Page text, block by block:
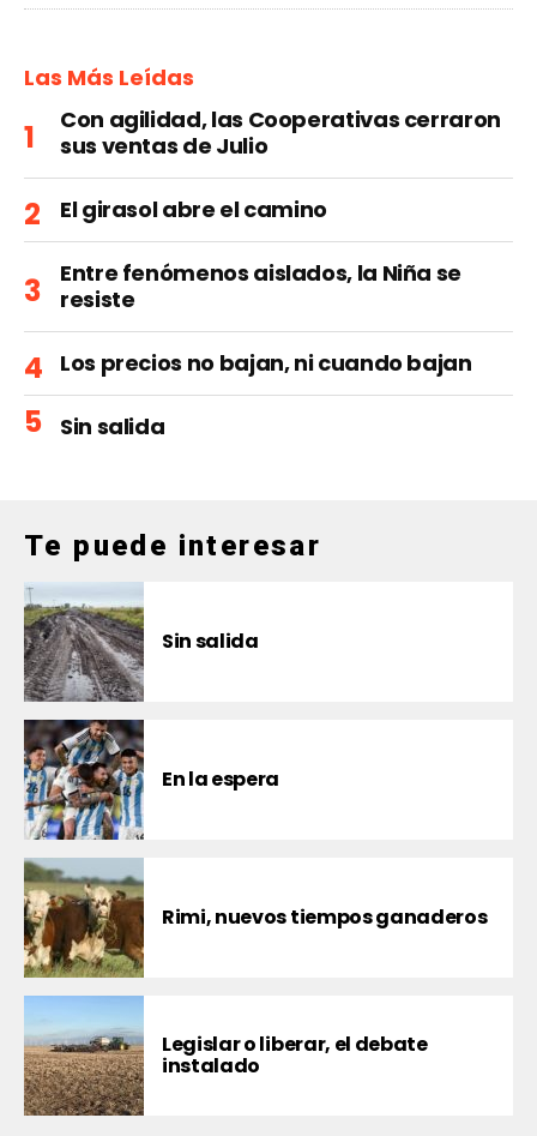
Las Más Leídas
Con agilidad, las Cooperativas cerraron
sus ventas de Julio
El girasol abre el camino
Entre fenómenos aislados, la Niña se
resiste
Los precios no bajan, ni cuando bajan
Sin salida
Te puede interesar
Sin salida
En la espera
Rimi, nuevos tiempos ganaderos
Legislar o liberar, el debate
instalado